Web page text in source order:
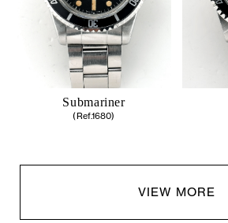
Submariner
(Ref.1680)
VIEW MORE